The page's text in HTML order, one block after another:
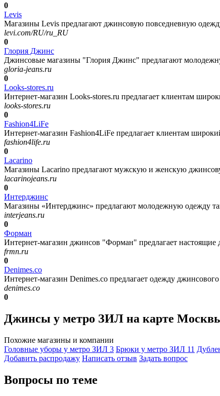
0
Levis
Магазины Levis предлагают джинсовую повседневную
levi.com/RU/ru_RU
0
Глория Джинс
Джинсовые магазины "Глория Джинс" предлагают
gloria-jeans.ru
0
Looks-stores.ru
Интернет-магазин Looks-stores.ru предлагает клиентам
looks-stores.ru
0
Fashion4LiFe
Интернет-магазин Fashion4LiFe предлагает клиентам
fashion4life.ru
0
Lacarino
Магазины Lacarino предлагают мужскую и женскую
lacarinojeans.ru
0
Интерджинс
Магазины «Интерджинс» предлагают молодежную одежду
interjeans.ru
0
Форман
Интернет-магазин джинсов "Форман" предлагает
frmn.ru
0
Denimes.co
Интернет-магазин Denimes.co предлагает одежду
denimes.co
0
Джинсы у метро ЗИЛ на карте
Похожие магазины и компании
Головные уборы у метро ЗИЛ 3 Брюки у метро ЗИЛ 11
Добавить раcпродажу Написать отзыв Задать вопрос
Вопросы по теме